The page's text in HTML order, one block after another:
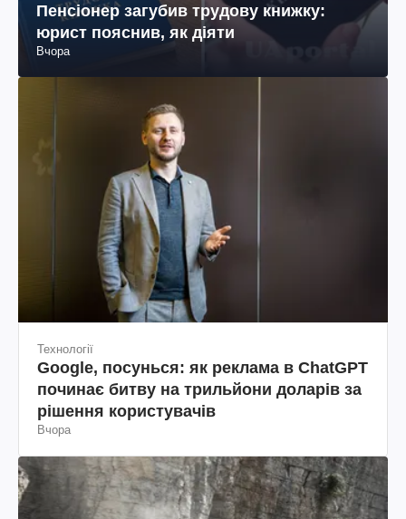
Пенсіонер загубив трудову книжку:
юрист пояснив, як діяти
Вчора
Технології
Google, посунься: як реклама в ChatGPT
починає битву на трильйони доларів за
рішення користувачів
Вчора